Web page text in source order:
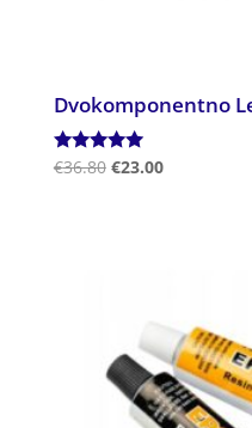
Dvokomponentno
Ocenjeno
€36.80 €23.00